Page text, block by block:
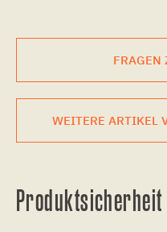
FRAGEN
WEITERE ARTIKEL
Produktsicherheit